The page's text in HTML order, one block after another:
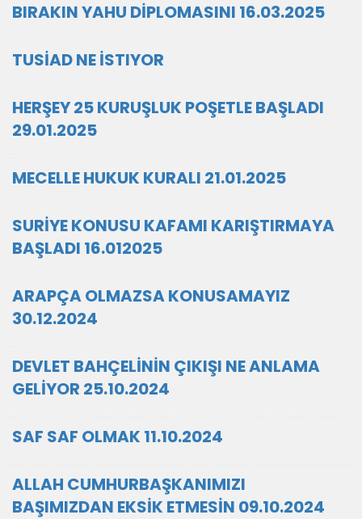
BIRAKIN YAHU DİPLOMASINI 16.03.2025
TUSİAD NE İSTIYOR
HERŞEY 25 KURUŞLUK POŞETLE BAŞLADI
29.01.2025
MECELLE HUKUK KURALI 21.01.2025
SURİYE KONUSU KAFAMI KARIŞTIRMAYA
BAŞLADI 16.012025
ARAPÇA OLMAZSA KONUSAMAYIZ
30.12.2024
DEVLET BAHÇELİNİN ÇIKIŞI NE ANLAMA
GELİYOR 25.10.2024
SAF SAF OLMAK 11.10.2024
ALLAH CUMHURBAŞKANIMIZI
BAŞIMIZDAN EKSİK ETMESİN 09.10.2024